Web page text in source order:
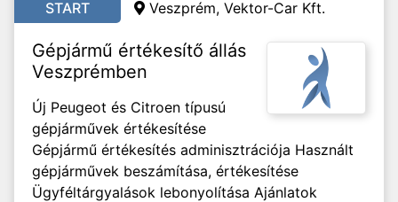
START Veszprém, Vektor-Car Kft.
Gépjármű értékesítő állás
Veszprémben
Új Peugeot és Citroen típusú
gépjárművek értékesítése
Gépjármű értékesítés adminisztrációja Használt
gépjárművek beszámítása, értékesítése
Ügyféltárgyalások lebonyolítása Ajánlatok